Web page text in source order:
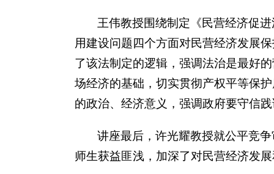
王伟教授围绕制定《民营经济促
用建设问题四个方面对民营经济发展
了该法制定的逻辑，强调法治是最好
场经济的基础，切实贯彻产权平等保
的政治、经济意义，强调政府要守信
讲座最后，许光耀教授就公平竞
师生获益匪浅，加深了对民营经济发展